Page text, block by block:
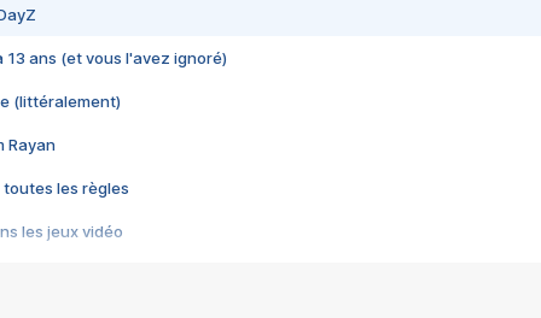
13 ans (et vous l'avez ignoré)
(littéralement)
Rayan
toutes les règles
les jeux vidéo